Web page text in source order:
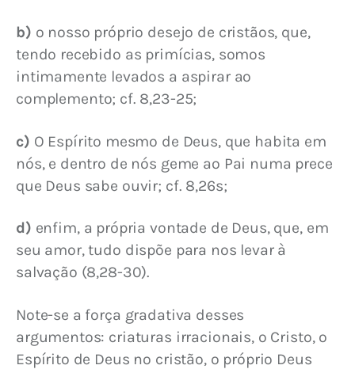
b) o nosso próprio desejo de cristãos, que,
tendo recebido as primícias, somos
intimamente levados a aspirar ao
complemento; cf. 8,23-25;
c) O Espírito mesmo de Deus, que habita em
nós, e dentro de nós geme ao Pai numa prece
que Deus sabe ouvir; cf. 8,26s;
d) enfim, a própria vontade de Deus, que, em
seu amor, tudo dispõe para nos levar à
salvação (8,28-30).
Note-se a força gradativa desses
argumentos: criaturas irracionais, o Cristo, o
Espírito de Deus no cristão, o próprio Deus